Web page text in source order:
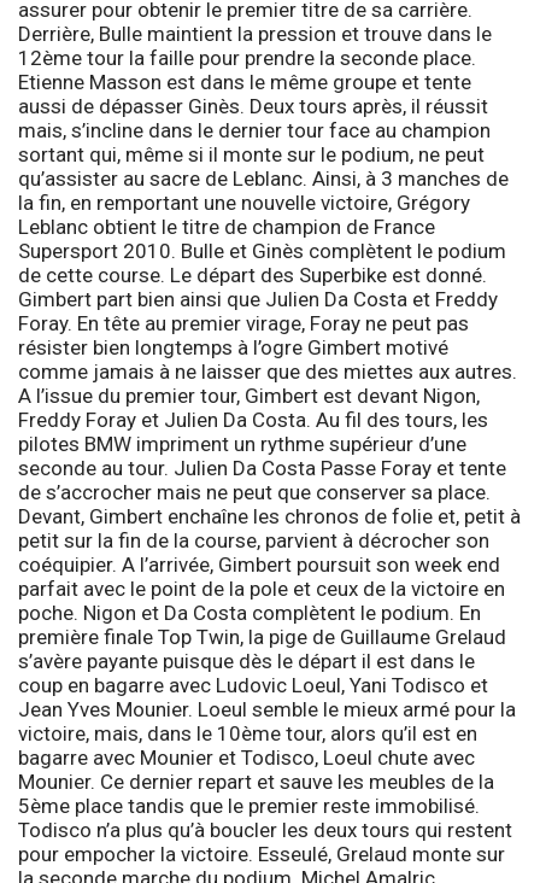
assurer pour obtenir le premier titre de sa carrière.
Derrière, Bulle maintient la pression et trouve dans le
12ème tour la faille pour prendre la seconde place.
Etienne Masson est dans le même groupe et tente
aussi de dépasser Ginès. Deux tours après, il réussit
mais, s’incline dans le dernier tour face au champion
sortant qui, même si il monte sur le podium, ne peut
qu’assister au sacre de Leblanc. Ainsi, à 3 manches de
la fin, en remportant une nouvelle victoire, Grégory
Leblanc obtient le titre de champion de France
Supersport 2010. Bulle et Ginès complètent le podium
de cette course. Le départ des Superbike est donné.
Gimbert part bien ainsi que Julien Da Costa et Freddy
Foray. En tête au premier virage, Foray ne peut pas
résister bien longtemps à l’ogre Gimbert motivé
comme jamais à ne laisser que des miettes aux autres.
A l’issue du premier tour, Gimbert est devant Nigon,
Freddy Foray et Julien Da Costa. Au fil des tours, les
pilotes BMW impriment un rythme supérieur d’une
seconde au tour. Julien Da Costa Passe Foray et tente
de s’accrocher mais ne peut que conserver sa place.
Devant, Gimbert enchaîne les chronos de folie et, petit à
petit sur la fin de la course, parvient à décrocher son
coéquipier. A l’arrivée, Gimbert poursuit son week end
parfait avec le point de la pole et ceux de la victoire en
poche. Nigon et Da Costa complètent le podium. En
première finale Top Twin, la pige de Guillaume Grelaud
s’avère payante puisque dès le départ il est dans le
coup en bagarre avec Ludovic Loeul, Yani Todisco et
Jean Yves Mounier. Loeul semble le mieux armé pour la
victoire, mais, dans le 10ème tour, alors qu’il est en
bagarre avec Mounier et Todisco, Loeul chute avec
Mounier. Ce dernier repart et sauve les meubles de la
5ème place tandis que le premier reste immobilisé.
Todisco n’a plus qu’à boucler les deux tours qui restent
pour empocher la victoire. Esseulé, Grelaud monte sur
la seconde marche du podium. Michel Amalric